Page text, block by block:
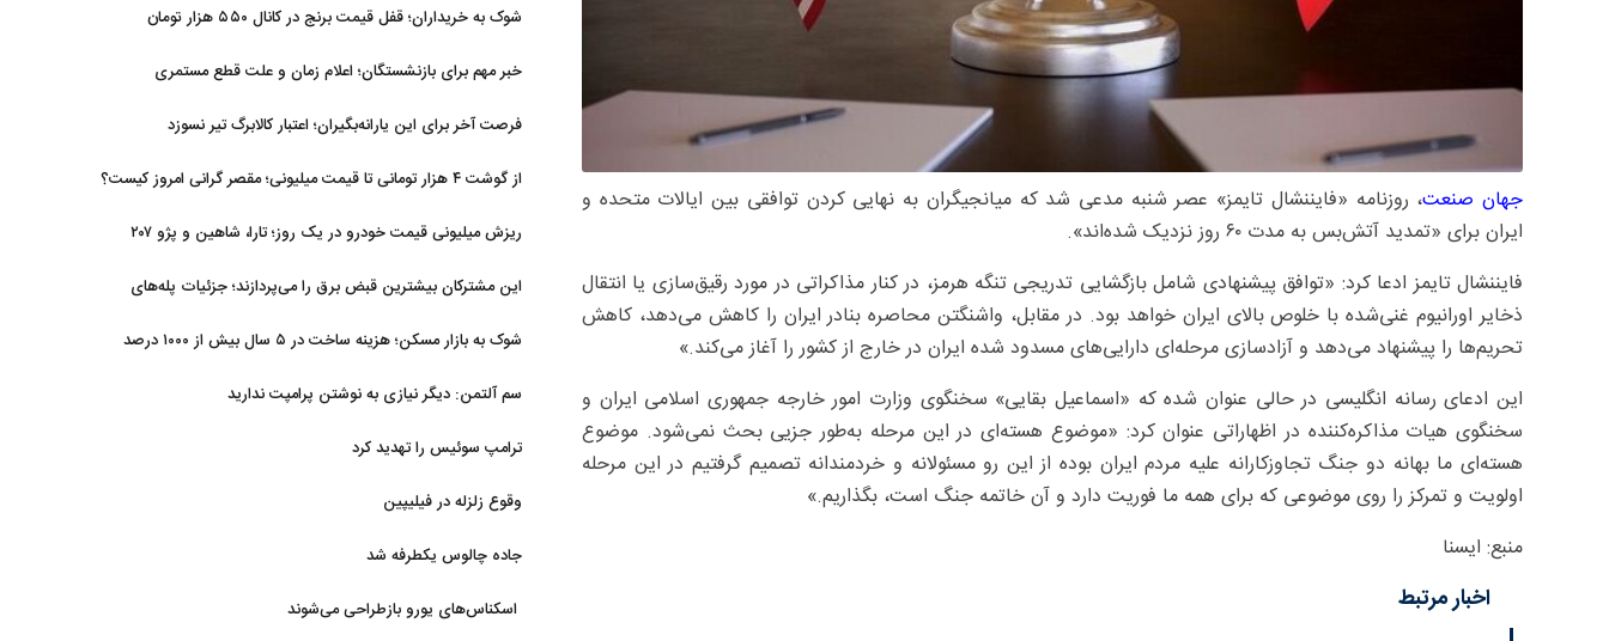
جهان صنعت، روزنامه «فایننشال تایمز» عصر شنبه مدعی شد که میانجیگران به نهایی کردن توافقی بین ایالات متحده و
ایران برای «تمدید آتش‌بس به مدت ۶۰ روز نزدیک شده‌اند».
فایننشال تایمز ادعا کرد: «توافق پیشنهادی شامل بازگشایی تدریجی تنگه هرمز، در کنار مذاکراتی در مورد رقیق‌سازی یا انتقال
ذخایر اورانیوم غنی‌شده با خلوص بالای ایران خواهد بود. در مقابل، واشنگتن محاصره بنادر ایران را کاهش می‌دهد، کاهش
تحریم‌ها را پیشنهاد می‌دهد و آزادسازی مرحله‌ای دارایی‌های مسدود شده ایران در خارج از کشور را آغاز می‌کند.»
این ادعای رسانه انگلیسی در حالی عنوان شده که «اسماعیل بقایی» سخنگوی وزارت امور خارجه جمهوری اسلامی ایران و
سخنگوی هیات مذاکره‌کننده در اظهاراتی عنوان کرد: «موضوع هسته‌ای در این مرحله به‌طور جزیی بحث نمی‌شود. موضوع
هسته‌ای ما بهانه دو جنگ تجاوزکارانه علیه مردم ایران بوده از این رو مسئولانه و خردمندانه تصمیم گرفتیم در این مرحله
اولویت و تمرکز را روی موضوعی که برای همه ما فوریت دارد و آن خاتمه جنگ است، بگذاریم.»
منبع: ایسنا
اخبار مرتبط
شوک به خریداران؛ قفل قیمت برنج در کانال ۵۵۰ هزار تومان
خبر مهم برای بازنشستگان؛ اعلام زمان و علت قطع مستمری
فرصت آخر برای این یارانه‌بگیران؛ اعتبار کالابرگ تیر نسوزد
از گوشت ۴ هزار تومانی تا قیمت میلیونی؛ مقصر گرانی امروز کیست؟
ریزش میلیونی قیمت خودرو در یک روز؛ تارا، شاهین و پژو ۲۰۷
این مشترکان بیشترین قبض برق را می‌پردازند؛ جزئیات پله‌های
شوک به بازار مسکن؛ هزینه ساخت در ۵ سال بیش از ۱۰۰۰ درصد
سم آلتمن: دیگر نیازی به نوشتن پرامپت ندارید
ترامپ سوئیس را تهدید کرد
وقوع زلزله در فیلیپین
جاده چالوس یکطرفه شد
اسکناس‌های یورو بازطراحی می‌شوند